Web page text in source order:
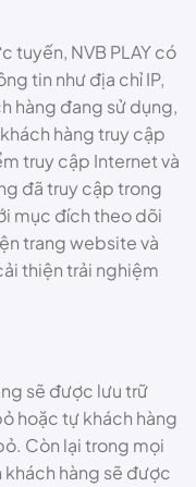
tuyến, NVB PLAY có
tin như địa chỉ IP,
hàng đang sử dụng,
hàng truy cập
truy cập Internet và
đã truy cập trong
mục đích theo dõi
trang website và
thiện trải nghiệm
sẽ được lưu trữ
hoặc tự khách hàng
Còn lại trong mọi
hàng sẽ được